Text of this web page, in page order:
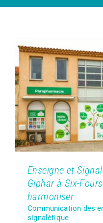
Enseigne et
Giphar à Six-
Communication
Enseigne et
Giphar à Six-
harmoniser
Communication des
signalétique